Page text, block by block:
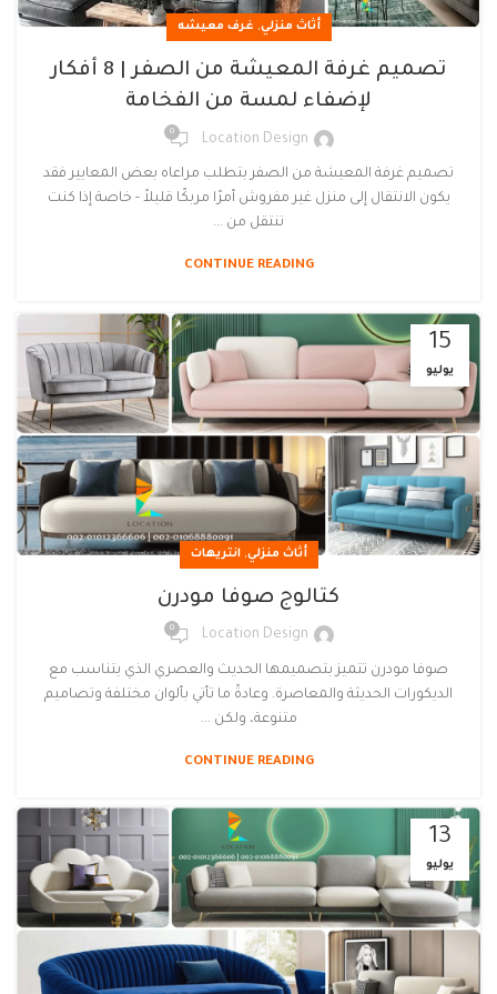
أثاث منزلي, غرف معيشه
تصميم غرفة المعيشة من الصفر | 8 أفكار
لإضفاء لمسة من الفخامة
Location Design
0
تصميم غرفة المعيشة من الصفر بتطلب مراعاه بعض المعايير فقد
يكون الانتقال إلى منزل غير مفروش أمرًا مربكًا قليلاً - خاصة إذا كنت
تنتقل من ...
CONTINUE READING
15
يوليو
أثاث منزلي,انتريهات
كتالوج صوفا مودرن
Location Design
0
صوفا مودرن تتميز بتصميمها الحديث والعصري الذي يتناسب مع
الديكورات الحديثة والمعاصرة. وعادةً ما تأتي بألوان مختلفة وتصاميم
متنوعة، ولكن ...
CONTINUE READING
13
يوليو